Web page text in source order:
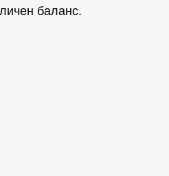
баланс.